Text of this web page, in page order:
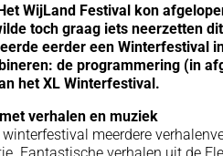
Het WijLand Festival kon
toch graag iets neerzetten
eerder een Winterfestival
de programmering (in
het XL Winterfestival.
verhalen en muziek
meerdere
Fantastische verhalen uit de